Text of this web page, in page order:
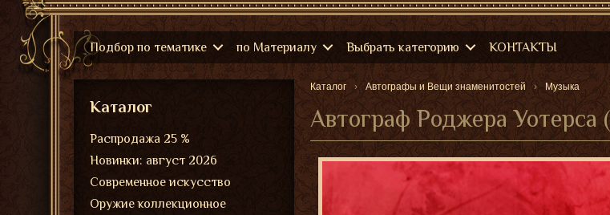
Подбор по тематике по Материалу Выбрать категорию КОНТАКТЫ
Каталог Автографы и Вещи знаменитостей Музыка
Автограф Роджера Уотерса
Каталог
Распродажа 25 %
Новинки: август 2026
Современное искусство
Оружие коллекционное